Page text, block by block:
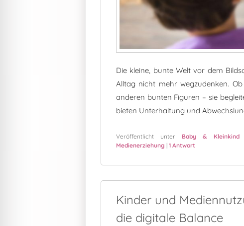
Die kleine, bunte Welt vor dem
Alltag nicht mehr wegzudenken.
anderen bunten Figuren – sie
bieten Unterhaltung und
Veröffentlicht unter Baby & Kleinkind
Medienerziehung | 1 Antwort
Kinder und
die digitale Balance